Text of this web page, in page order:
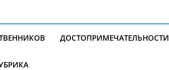
ДОСТОПРИМЕЧАТЕЛЬНОСТИ